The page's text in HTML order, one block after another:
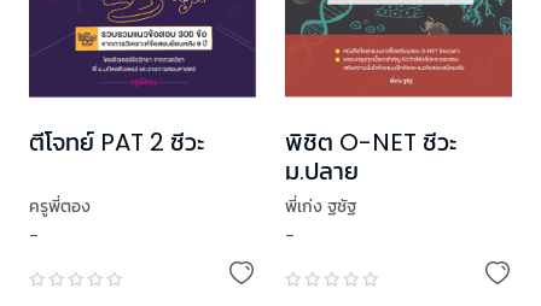
ตีโจทย์ PAT 2 ชีวะ
ครูพี่ตอง
-
พิชิต O-NET ชีวะ
ม.ปลาย
พี่เก่ง ฐชัฐ
-